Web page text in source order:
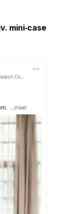
mini‑case